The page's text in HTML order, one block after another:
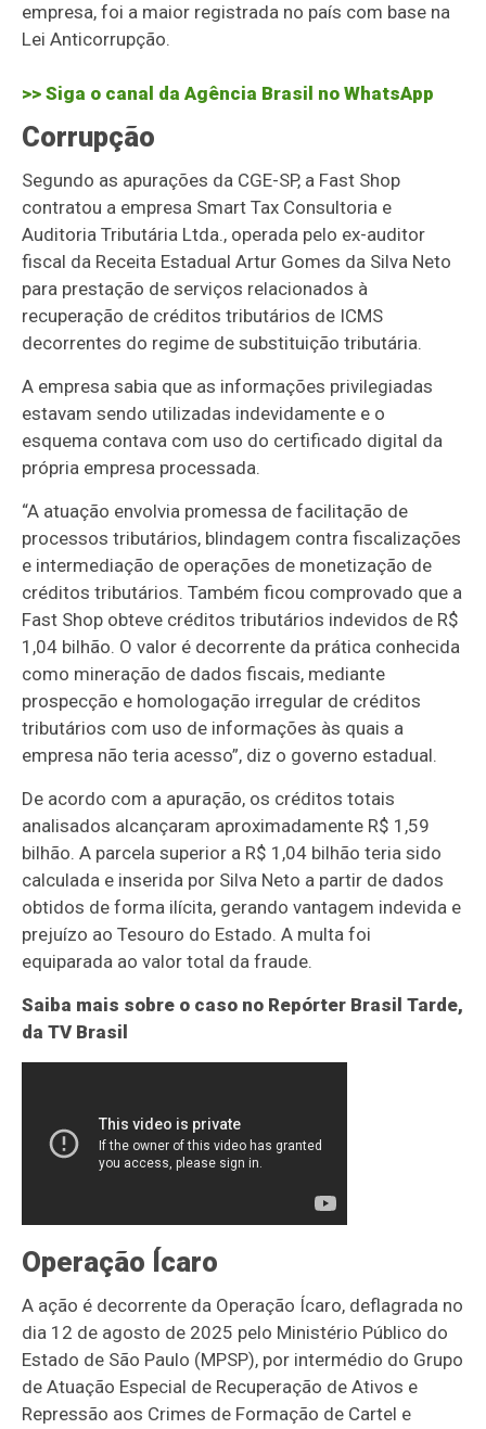
empresa, foi a maior registrada no país com base na
Lei Anticorrupção.
>> Siga o canal daAgência Brasil no WhatsApp
Corrupção
Segundo as apurações da CGE-SP, a Fast Shop
contratou a empresa Smart Tax Consultoria e
Auditoria Tributária Ltda., operada pelo ex-auditor
fiscal da Receita Estadual Artur Gomes da Silva Neto
para prestação de serviços relacionados à
recuperação de créditos tributários de ICMS
decorrentes do regime de substituição tributária.
A empresa sabia que as informações privilegiadas
estavam sendo utilizadas indevidamente e o
esquema contava com uso do certificado digital da
própria empresa processada.
“A atuação envolvia promessa de facilitação de
processos tributários, blindagem contra fiscalizações
e intermediação de operações de monetização de
créditos tributários. Também ficou comprovado que a
Fast Shop obteve créditos tributários indevidos de R$
1,04 bilhão. O valor é decorrente da prática conhecida
como mineração de dados fiscais, mediante
prospecção e homologação irregular de créditos
tributários com uso de informações às quais a
empresa não teria acesso”, diz o governo estadual.
De acordo com a apuração, os créditos totais
analisados alcançaram aproximadamente R$ 1,59
bilhão. A parcela superior a R$ 1,04 bilhão teria sido
calculada e inserida por Silva Neto a partir de dados
obtidos de forma ilícita, gerando vantagem indevida e
prejuízo ao Tesouro do Estado. A multa foi
equiparada ao valor total da fraude.
Saiba mais sobre o caso no Repórter Brasil Tarde,
da TV Brasil
Operação Ícaro
A ação é decorrente da Operação Ícaro, deflagrada no
dia 12 de agosto de 2025 pelo Ministério Público do
Estado de São Paulo (MPSP), por intermédio do Grupo
de Atuação Especial de Recuperação de Ativos e
Repressão aos Crimes de Formação de Cartel e